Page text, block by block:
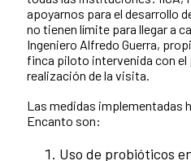
apoyarnos para el desarrollo
no tienen límite para llegar a
Ingeniero Alfredo Guerra,
finca piloto intervenida con el
realización de la visita.
Las medidas implementadas
Encanto son:
Uso de probióticos